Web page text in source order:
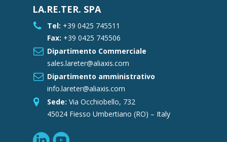
LA.RE.TER. SPA
Tel: +39 0425 745511
Fax: +39 0425 745506
Dipartimento Commerciale
sales.lareter@aliaxis.com
Dipartimento amministrativo
info.lareter@aliaxis.com
Sede: Via Occhiobello, 732
45024 Fiesso Umbertiano (RO) – Italy